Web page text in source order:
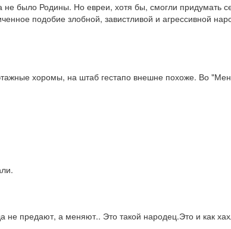
не было Родины. Но евреи, хотя бы, смогли придумать
подобие злобной, завистливой и агрессивной
хоромы, на штаб гестапо внешне похоже. Во
не предают, а меняют.. Это такой народец.Это и как